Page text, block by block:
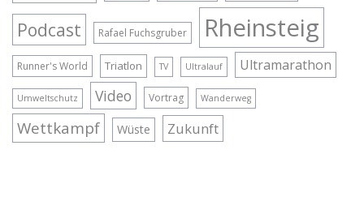
Podcast Rafael Fuchsgruber Rheinsteig
Runner's World Triatlon TV Ultralauf Ultramarathon
Umweltschutz Video Vortrag Wanderweg
Wettkampf Wüste Zukunft